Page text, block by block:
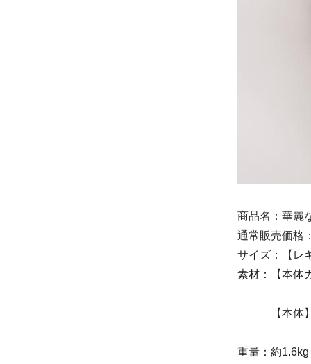
商品名：華麗
通常販売価格
サイズ：【レ
素材：【本体
【本体】側
重量：約1.6kg